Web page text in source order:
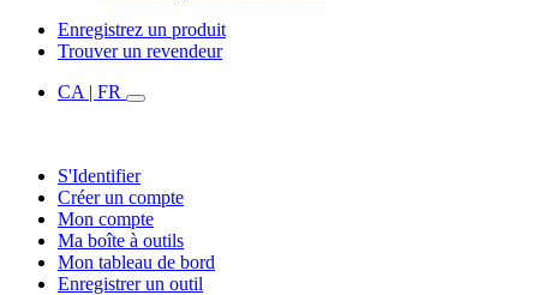
Enregistrez un produit
Trouver un revendeur
CA | FR
S'Identifier
Créer un compte
Mon compte
Ma boîte à outils
Mon tableau de bord
Enregistrer un outil